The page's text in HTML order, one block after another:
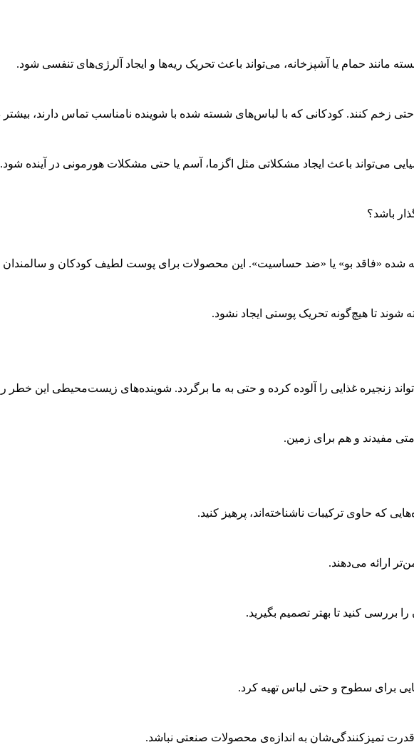
مانند حمام یا آشپزخانه، می‌تواند باعث تحریک ریه‌ها و ایجاد آلرژی‌های تنفسی شود.
زخم کنند. کودکانی که با لباس‌های شسته شده با شوینده نامناسب تماس دارند،
می‌تواند باعث ایجاد مشکلاتی مثل اگزما، آسم یا حتی مشکلات هورمونی در آینده شود.
شده «فاقد بو» یا «ضد حساسیت». این محصولات برای پوست لطیف کودکان و سالمندان
تا هیچ‌گونه تحریک پوستی ایجاد نشود.
زنجیره غذایی را آلوده کرده و حتی به ما برگردد. شوینده‌های زیست‌محیطی این خطر را
مفیدند و هم برای زمین.
که حاوی ترکیبات ناشناخته‌اند، پرهیز کنید.
ارائه می‌دهند.
کنید تا بهتر تصمیم بگیرید.
برای سطوح و حتی لباس تهیه کرد.
تمیزکنندگی‌شان به اندازه‌ی محصولات صنعتی نباشد.